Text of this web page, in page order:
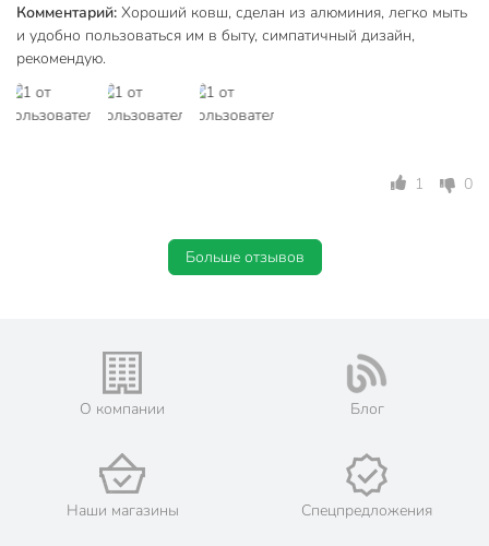
Эмалированное покрытие
без
без рисунка
Материал ручки
пластик
для газовых плит
для
Комментарий: Хороший ковш, сделан из алюминия, легко мыть
и удобно пользоваться им в быту, симпатичный дизайн,
рекомендую.
1 0
Больше отзывов
О компании Блог
Наши магазины Спецпредложения